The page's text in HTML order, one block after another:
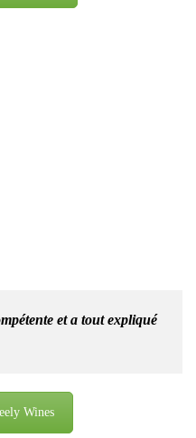
et a tout expliqué
Wines